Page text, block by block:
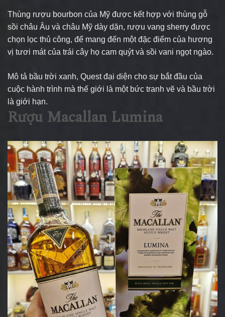
Thùng rượu bourbon của Mỹ được kết hợp với thùng gỗ
sồi châu Âu và châu Mỹ dày dặn, rượu vang sherry được
chọn lọc thủ công, để mang đến một đặc điểm của hương
vị tươi mát của trái cây họ cam quýt và sồi vani ngọt ngào.
Mô tả bầu trời xanh, Quest đại diện cho sự bắt đầu của
cuộc hành trình mà thế giới là một bức tranh vẽ và bầu trời
là giới hạn.
Rượu Macallan Lumina